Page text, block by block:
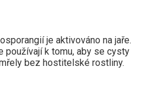
je aktivováno na jaře.
používají k tomu, aby se cysty
bez hostitelské rostliny.